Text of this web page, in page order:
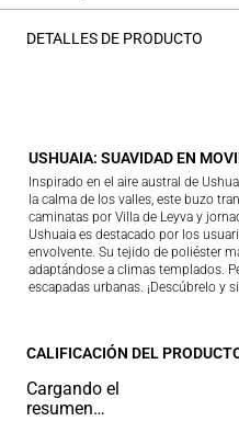
DETALLES DE PRODUCTO
USHUAIA: SUAVIDAD EN
Inspirado en el aire austral de
la calma de los valles, este buzo
caminatas por Villa de Leyva y
Ushuaia es destacado por los
envolvente. Su tejido de poliéster
adaptándose a climas templados.
escapadas urbanas. ¡Descúbrelo y
CALIFICACIÓN DEL
Cargando el
resumen…